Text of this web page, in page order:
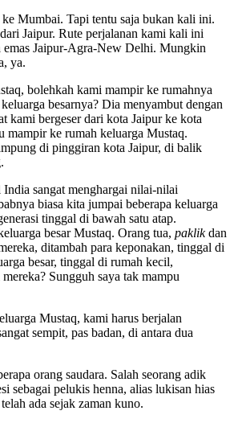
Mumbai. Tapi tentu saja bukan kali ini.
Jaipur. Rute perjalanan kami kali ini
emas Jaipur-Agra-New Delhi. Mungkin
ya.
bolehkah kami mampir ke rumahnya
besarnya? Dia menyambut dengan
kami bergeser dari kota Jaipur ke kota
mampir ke rumah keluarga Mustaq.
di pinggiran kota Jaipur, di balik
sangat menghargai nilai-nilai
biasa kita jumpai beberapa keluarga
tinggal di bawah satu atap.
besar Mustaq. Orang tua, paklikdan
ditambah para keponakan, tinggal di
besar, tinggal di rumah kecil,
Sungguh saya tak mampu
Mustaq, kami harus berjalan
sempit, pas badan, di antara dua
orang saudara. Salah seorang adik
sebagai pelukis henna, alias lukisan hias
ada sejak zaman kuno.